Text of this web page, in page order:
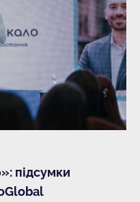
підсумки